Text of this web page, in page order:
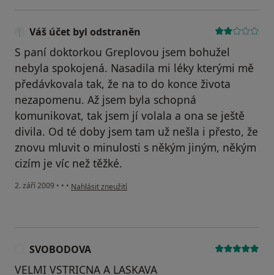
Váš účet byl odstraněn
S paní doktorkou Greplovou jsem bohužel
nebyla spokojená. Nasadila mi léky kterými mě
předávkovala tak, že na to do konce života
nezapomenu. Až jsem byla schopná
komunikovat, tak jsem jí volala a ona se ještě
divila. Od té doby jsem tam už nešla i přesto, že
znovu mluvit o minulosti s někým jiným, někým
cizím je víc než těžké.
2. září 2009 • • • podle názoru uživatele Váš účet byl odstraněn
Nahlásit zneužití
SVOBODOVA
VELMI VSTRICNA A LASKAVA